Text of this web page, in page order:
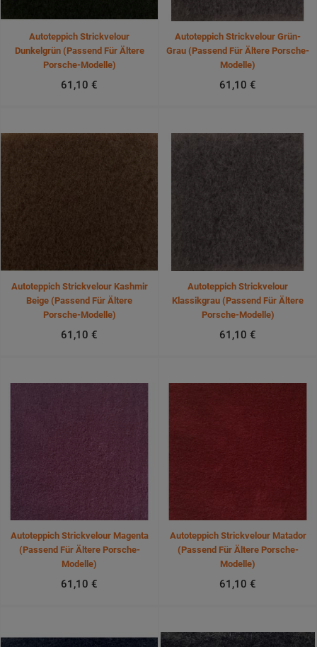
Autoteppich Strickvelour
Dunkelgrün (passend Für Ältere
Porsche-Modelle)
61,10 €
Autoteppich Strickvelour Grün-
Grau (passend Für Ältere Porsche-
Modelle)
61,10 €
Autoteppich Strickvelour Kashmir
Beige (passend Für Ältere
Porsche-Modelle)
61,10 €
Autoteppich Strickvelour
Klassikgrau (passend Für Ältere
Porsche-Modelle)
61,10 €
Autoteppich Strickvelour Magenta
(passend Für Ältere Porsche-
Modelle)
61,10 €
Autoteppich Strickvelour Matador
(passend Für Ältere Porsche-
Modelle)
61,10 €